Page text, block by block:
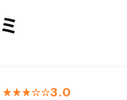
3.0